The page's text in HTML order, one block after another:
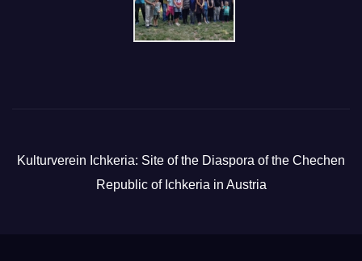
Kulturverein Ichkeria: Site of the Diaspora of the Chechen
Republic of Ichkeria in Austria